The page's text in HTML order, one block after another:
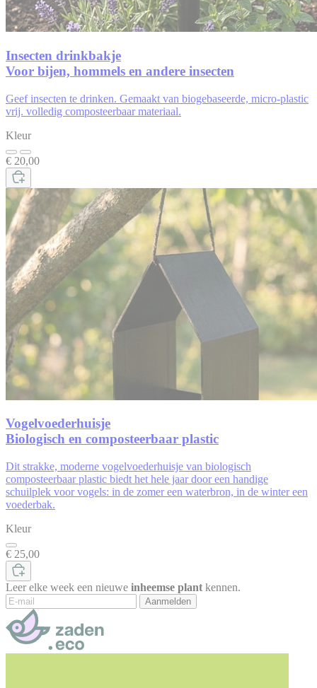
Insecten drinkbakje
Voor bijen, hommels en andere insecten
Geef insecten te drinken. Gemaakt van biogebaseerde, micro-plastic
vrij. volledig composteerbaar materiaal.
Kleur
€ 20,00
Vogelvoederhuisje
Biologisch en composteerbaar plastic
Dit strakke, moderne vogelvoederhuisje van biologisch
composteerbaar plastic biedt het hele jaar door een handige
schuilplek voor vogels: in de zomer een waterbron, in de winter een
voederbak.
Kleur
€ 25,00
Leer elke week een nieuwe inheemse plant kennen.
Aanmelden